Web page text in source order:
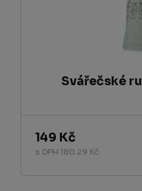
Svářečské
149 Kč
s DPH 180.29 Kč